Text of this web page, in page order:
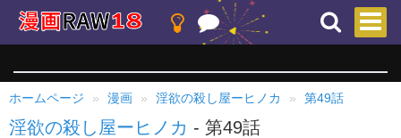
ホームページ 漫画 淫欲の殺し屋ーヒノカ 第49話
淫欲の殺し屋ーヒノカ - 第49話